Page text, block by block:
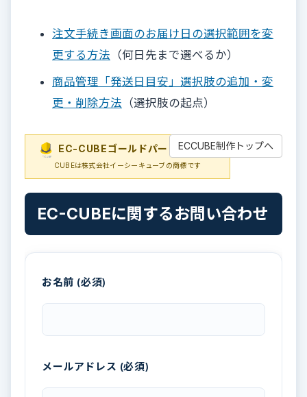
注文手続き画面のお届け日の選択範囲を変
更する方法 （何日先まで選べるか）
商品管理「発送日目安」選択肢の追加・変
更・削除方法 （選択肢の起点）
EC-CUBEゴールドパートナーEC-
CUBEは株式会社イーシーキューブの商標です
ECCUBE制作トップへ
EC-CUBEに関するお問い合わせ
お名前 (必須)
メールアドレス (必須)